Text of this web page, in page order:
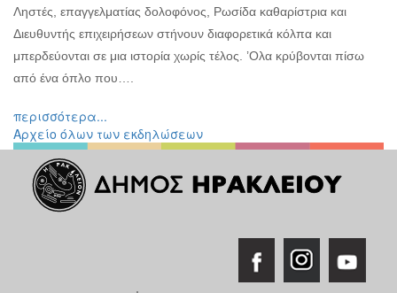
Ληστές, επαγγελματίας δολοφόνος, Ρωσίδα καθαρίστρια και
Διευθυντής επιχειρήσεων στήνουν διαφορετικά κόλπα και
μπερδεύονται σε μια ιστορία χωρίς τέλος. ’Oλα κρύβονται πίσω
από ένα όπλο που….
περισσότερα...
Αρχείο όλων των εκδηλώσεων